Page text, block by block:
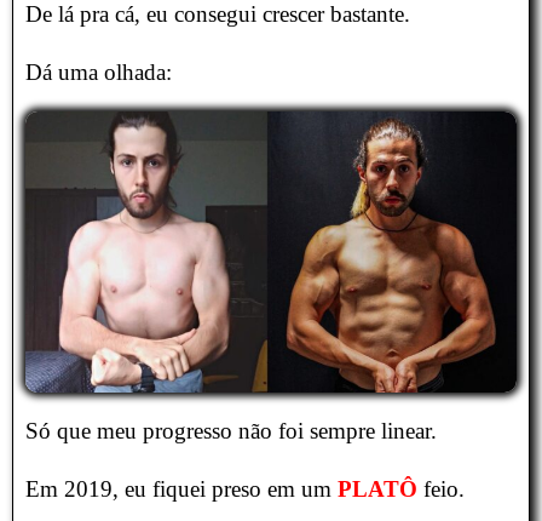
De lá pra cá, eu consegui crescer bastante.
Dá uma olhada:
Só que meu progresso não foi sempre linear.
Em 2019, eu fiquei preso em um PLATÔ feio.